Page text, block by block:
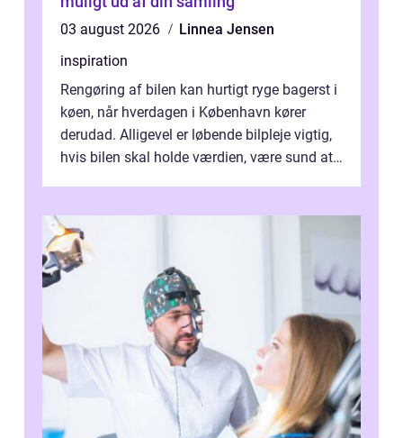
03 august 2026
Linnea Jensen
inspiration
Rengøring af bilen kan hurtigt ryge bagerst i
køen, når hverdagen i København kører
derudad. Alligevel er løbende bilpleje vigtig,
hvis bilen skal holde værdien, være sund at